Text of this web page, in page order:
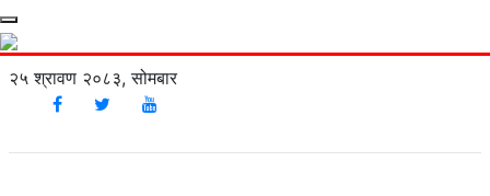
२५ श्रावण २०८३, सोमबार